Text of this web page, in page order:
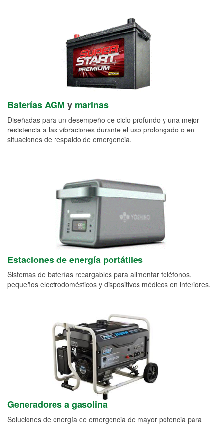
Baterías AGM y marinas
Diseñadas para un desempeño de ciclo profundo y una mejor
resistencia a las vibraciones durante el uso prolongado o en
situaciones de respaldo de emergencia.
Estaciones de energía portátiles
Sistemas de baterías recargables para alimentar teléfonos,
pequeños electrodomésticos y dispositivos médicos en interiores.
Generadores a gasolina
Soluciones de energía de emergencia de mayor potencia para